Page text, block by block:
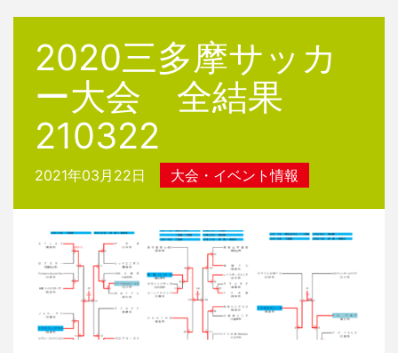
2020三多摩サッカ
ー大会 全結果
210322
2021年03月22日 大会・イベント情報